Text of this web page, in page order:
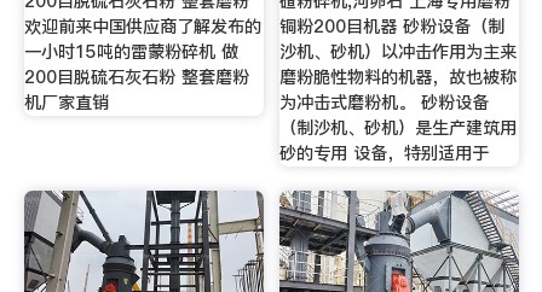
欢迎前来中国供应商了解发布的
一小时15吨的雷蒙粉碎机 做
200目脱硫石灰石粉 整套磨粉
机厂家直销
铜粉200目机器 砂粉设备（制
沙机、砂机）以冲击作用为主来
磨粉脆性物料的机器，故也被称
为冲击式磨粉机。 砂粉设备
（制沙机、砂机）是生产建筑用
砂的专用 设备，特别适用于